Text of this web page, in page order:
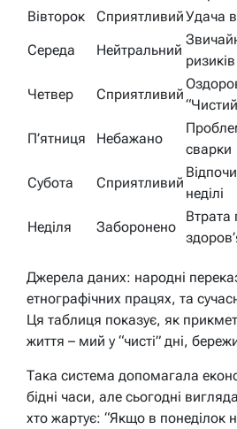
Вівторок
СприятливийУдача в
Середа
Нейтральний
ризиків
Четвер
Сприятливий
П’ятниця
Небажано
сварки
Субота
Сприятливий
неділі
Неділя
Заборонено
Втрата
Джерела даних: народні
етнографічних працях, та
Ця таблиця показує, як
життя – мий у “чисті” дні,
Така система допомагала
бідні часи, але сьогодні
хто жартує: “Якщо в понеділок